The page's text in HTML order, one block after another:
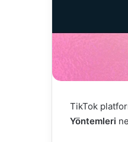
TikTok
Yöntemleri